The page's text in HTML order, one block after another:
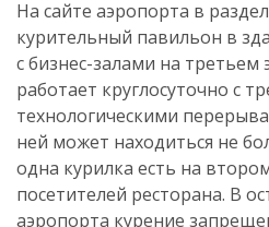
На сайте аэропорта в
курительный павильон в
с бизнес-залами на третьем
работает круглосуточно с
технологическими
ней может находиться не
одна курилка есть на
посетителей ресторана. В
аэропорта курение